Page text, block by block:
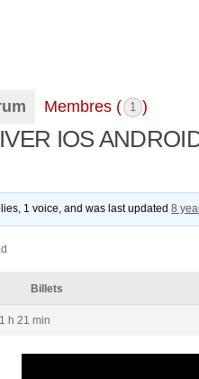
Membres ( 1 )
IOS
1 voice, and was last updated8
Billets
h 21 min